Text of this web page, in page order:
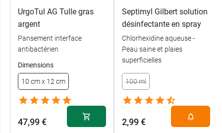
UrgoTul AG Tulle gras
argent
Pansement interface
antibactérien
Dimensions
10 cm x 12 cm
47,99 €
Septimyl Gilbert solution
désinfectante en spray
Chlorhexidine aqueuse -
Peau saine et plaies
superficielles
100 ml
2,99 €